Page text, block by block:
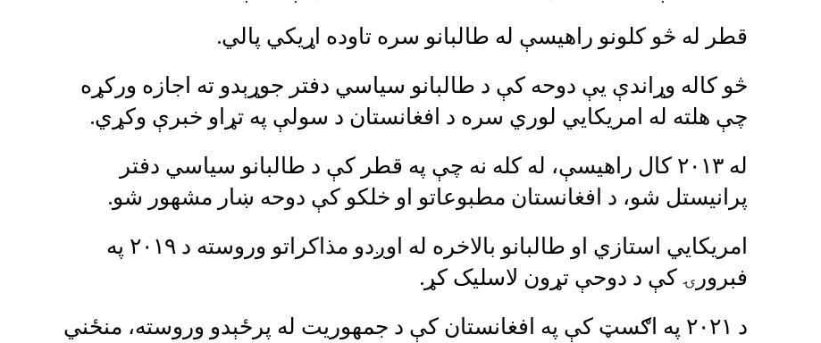
قطر له څو کلونو راهیسې له طالبانو سره تاوده اړيکي پالي.
څو کاله وړاندې یې دوحه کې د طالبانو سیاسي دفتر جوړېدو ته اجازه ورکړه
چې هلته له امریکايي لوري سره د افغانستان د سولې په تړاو خبرې وکړي.
له ۲۰۱۳ کال راهیسې، له کله نه چې په قطر کې د طالبانو سیاسي دفتر
پرانیستل شو، د افغانستان مطبوعاتو او خلکو کې دوحه ښار مشهور شو.
امریکايي استازي او طالبانو بالاخره له اوږدو مذاکراتو وروسته د ۲۰۱۹ په
فبرورۍ کې د دوحې تړون لاسلیک کړ.
د ۲۰۲۱ په اګسټ کې په افغانستان کې د جمهوریت له پرځېدو وروسته، منځني